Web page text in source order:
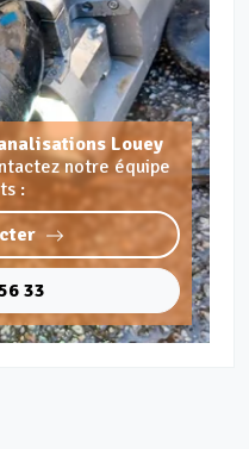
Louey
notre équipe
:
33